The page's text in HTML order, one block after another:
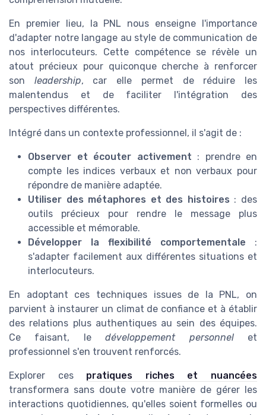
En premier lieu, la PNL nous enseigne l'importance
d'adapter notre langage au style de communication de
nos interlocuteurs. Cette compétence se révèle un
atout précieux pour quiconque cherche à renforcer
son leadership, car elle permet de réduire les
malentendus et de faciliter l'intégration des
perspectives différentes.
Intégré dans un contexte professionnel, il s'agit de :
Observer et écouter activement : prendre en
compte les indices verbaux et non verbaux pour
répondre de manière adaptée.
Utiliser des métaphores et des histoires : des
outils précieux pour rendre le message plus
accessible et mémorable.
Développer la flexibilité comportementale :
s'adapter facilement aux différentes situations et
interlocuteurs.
En adoptant ces techniques issues de la PNL, on
parvient à instaurer un climat de confiance et à établir
des relations plus authentiques au sein des équipes.
Ce faisant, ledéveloppement personnelet
professionnel s'en trouvent renforcés.
Explorer ces pratiques riches et nuancées
transformera sans doute votre manière de gérer les
interactions quotidiennes, qu'elles soient formelles ou